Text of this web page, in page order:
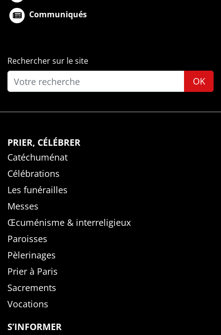
Communiqués
Rechercher sur le site
OK
PRIER, CÉLÉBRER
Catéchuménat
Célébrations
Les funérailles
Messes
Œcuménisme & interreligieux
Paroisses
Pèlerinages
Prier à Paris
Sacrements
Vocations
S’INFORMER